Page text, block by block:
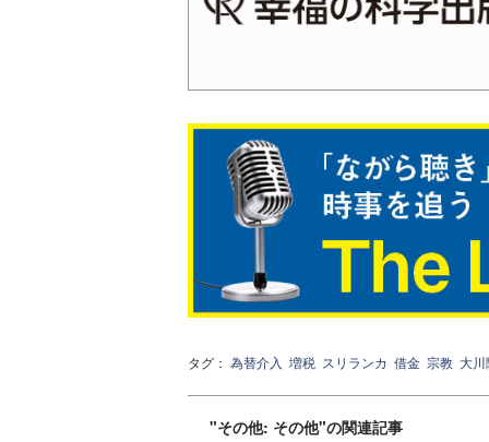
タグ： 為替介入 増税 スリランカ 借金 宗教 大
"その他: その他"の関連記事